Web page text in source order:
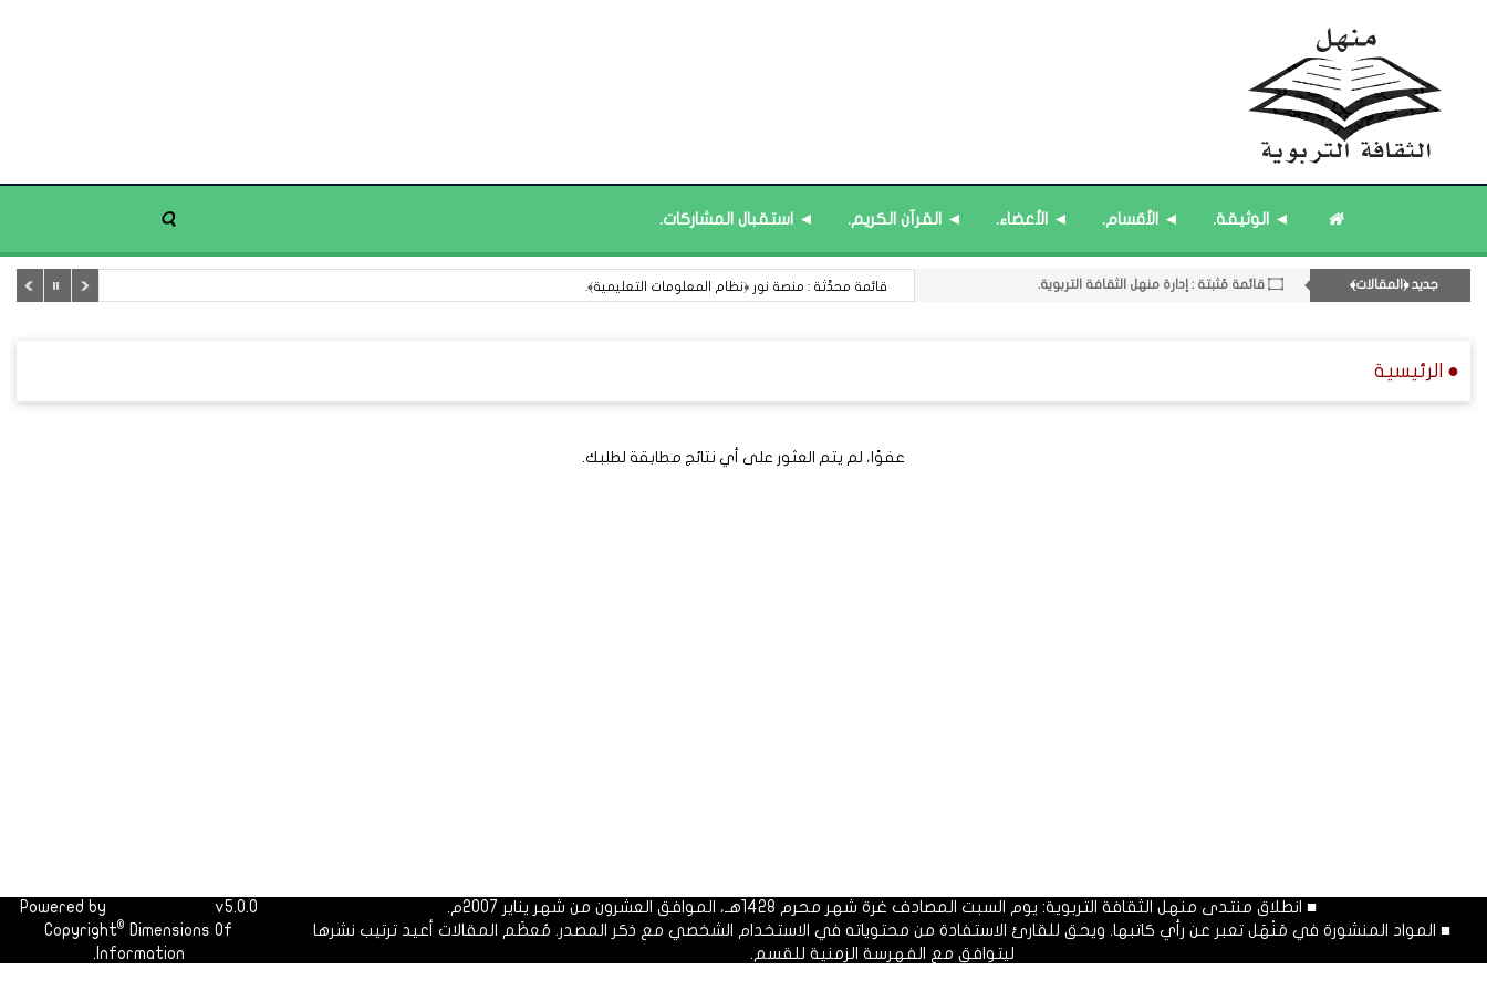
◄ الوثيقة. ◄ الأقسام. ◄ الأعضاء. ◄ القرآن الكريم. ◄ استقبال المشاركات.
جديد ﴿المقالات﴾
۝ قائمة مُثبتة : مشرف منهل الثقافة التربوية.
۝ قائمة مُثبتة : إدارة منهل الثقافة التربوية. قائمة محدَّثة : منصة نور ﴿نظام المعلومات التعليمية﴾.
● الرئيسية
عفوًا، لم يتم العثور على أي نتائج مطابقة لطلبك.
■ انطلاق منتدى منهل الثقافة التربوية: يوم السبت المصادف غرة شهر محرم 1428هـ، الموافق العشرون من شهر يناير 2007م.
■ المواد المنشورة في مَنْهَل تعبر عن رأي كاتبها. ويحق للقارئ الاستفادة من محتوياته في الاستخدام الشخصي مع ذكر المصدر. مُعظَم المقالات أعيد ترتيب نشرها
ليتوافق مع الفهرسة الزمنية للقسم.
Powered by
v5.0.0
Copyright© Dimensions Of
Information.